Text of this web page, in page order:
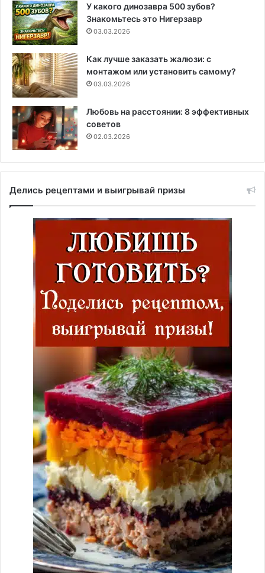
У какого динозавра 500 зубов?
Знакомьтесь это Нигерзавр
03.03.2026
Как лучше заказать жалюзи: с
монтажом или установить самому?
03.03.2026
Любовь на расстоянии: 8 эффективных
советов
02.03.2026
Делись рецептами и выигрывай призы